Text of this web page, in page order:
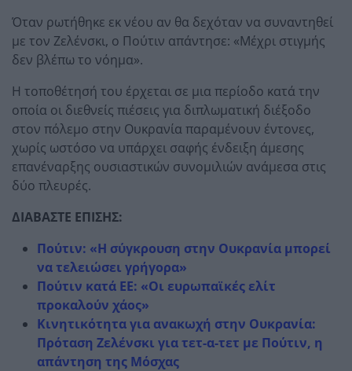
Όταν ρωτήθηκε εκ νέου αν θα δεχόταν να συναντηθεί
με τον Ζελένσκι, ο Πούτιν απάντησε: «Μέχρι στιγμής
δεν βλέπω το νόημα».
Η τοποθέτησή του έρχεται σε μια περίοδο κατά την
οποία οι διεθνείς πιέσεις για διπλωματική διέξοδο
στον πόλεμο στην Ουκρανία παραμένουν έντονες,
χωρίς ωστόσο να υπάρχει σαφής ένδειξη άμεσης
επανέναρξης ουσιαστικών συνομιλιών ανάμεσα στις
δύο πλευρές.
ΔΙΑΒΑΣΤΕ ΕΠΙΣΗΣ:
Πούτιν: «Η σύγκρουση στην Ουκρανία μπορεί
να τελειώσει γρήγορα»
Πούτιν κατά ΕΕ: «Οι ευρωπαϊκές ελίτ
προκαλούν χάος»
Κινητικότητα για ανακωχή στην Ουκρανία:
Πρόταση Ζελένσκι για τετ-α-τετ με Πούτιν, η
απάντηση της Μόσχας